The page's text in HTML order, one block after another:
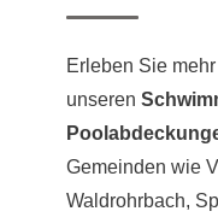
Erleben Sie
unseren
Gemeinden wie
Waldrohrbach,